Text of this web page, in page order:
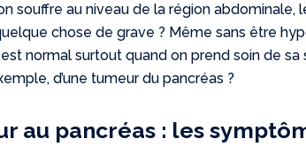
souffre au niveau de la région
chose de grave ? Même sans être
normal surtout quand on prend soin de sa
d’une tumeur du pancréas ?
au pancréas : les